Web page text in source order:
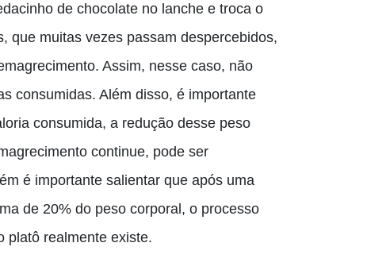
de chocolate no lanche e troca o
que muitas vezes passam despercebidos,
Assim, nesse caso, não
consumidas. Além disso, é importante
consumida, a redução desse peso
continue, pode ser
é importante salientar que após uma
de 20% do peso corporal, o processo
platô realmente existe.